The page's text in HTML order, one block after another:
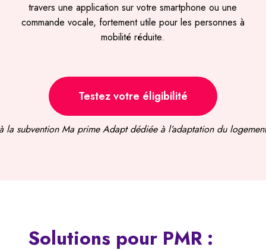
travers une application sur votre smartphone ou une
commande vocale, fortement utile pour les personnes à
mobilité réduite.
Testez votre éligibilité
la subvention Ma prime Adapt dédiée à l’adaptation du
Solutions pour PMR :